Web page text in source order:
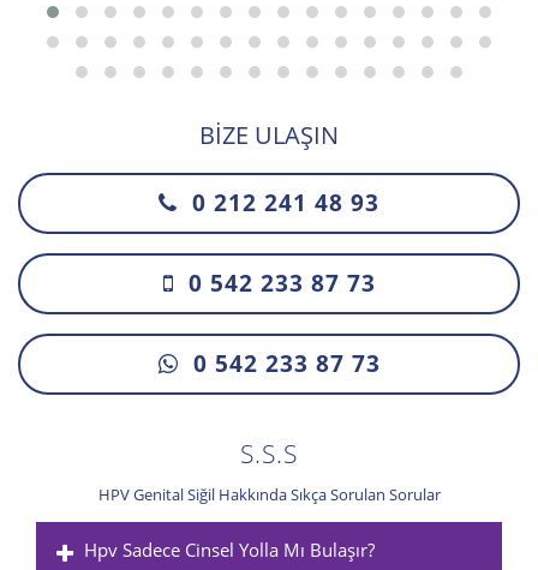
BIZE ULAŞIN
0 212 241 48 93
0 542 233 87 73
0 542 233 87 73
S.S.S
HPV Genital Siğil Hakkında Sıkça Sorulan Sorular
Hpv Sadece Cinsel Yolla Mı Bulaşır?